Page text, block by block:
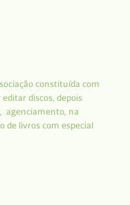
constituída com
discos, depois
agenciamento, na
de livros com especial